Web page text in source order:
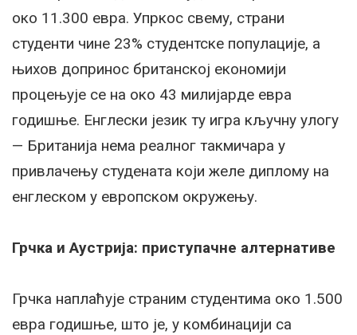
око 11.300 евра. Упркос свему, страни
студенти чине 23% студентске популације, а
њихов допринос британској економији
процењује се на око 43 милијарде евра
годишње. Енглески језик ту игра кључну улогу
— Британија нема реалног такмичара у
привлачењу студената који желе диплому на
енглеском у европском окружењу.
Грчка и Аустрија: приступачне алтернативе
Грчка наплаћује страним студентима око 1.500
евра годишње, што је, у комбинацији са